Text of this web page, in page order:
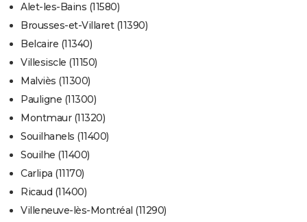
Alet-les-Bains (11580)
Brousses-et-Villaret (11390)
Belcaire (11340)
Villesiscle (11150)
Malviès (11300)
Pauligne (11300)
Montmaur (11320)
Souilhanels (11400)
Souilhe (11400)
Carlipa (11170)
Ricaud (11400)
Villeneuve-lès-Montréal (11290)